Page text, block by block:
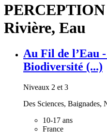
PERCEPTION
Rivière, Eau
Au Fil de l’Eau
Biodiversité (...)
Niveaux 2 et 3
Des Sciences, Baignades,
10-17 ans
France